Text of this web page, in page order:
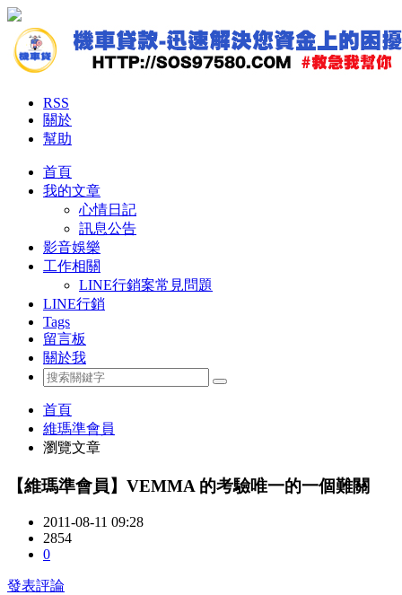
RSS
關於
幫助
首頁
我的文章
心情日記
訊息公告
影音娛樂
工作相關
LINE行銷案常見問題
LINE行銷
Tags
留言板
關於我
首頁
維瑪準會員
瀏覽文章
【維瑪準會員】VEMMA 的考驗唯一的一個難關
2011-08-11 09:28
2854
0
發表評論